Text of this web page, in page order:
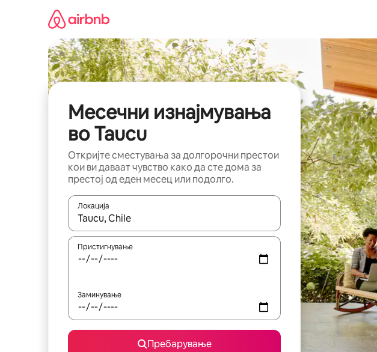
Месечни изнајмувања
во Taucu
Откријте сместувања за долгорочни престои
кои ви даваат чувство како да сте дома за
престој од еден месец или подолго.
Локација
Кога резултатите се достапни, движете се со копчињата со стрелки
Пристигнување
Заминување
Пребарување